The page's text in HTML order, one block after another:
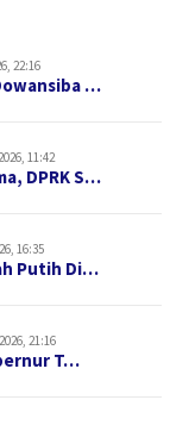
22:16
…
11:42
DPRK S…
16:35
Putih Di…
21:16
T…